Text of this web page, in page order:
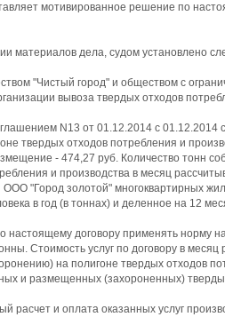
мотивированное решение по
материалов дела, судом установлено
"Чистый город" и обществом с
вывоза твердых отходов
N13 от 01.12.2014 с 01.12.2014
твердых отходов потребления и
- 474,27 руб. Количество тонн
и производства в месяц
"Город золотой" многоквартирных
в год (в тоннах) и деленное на 12
настоящему договору применять норму
Стоимость услуг по договору в
на полигоне твердых отходов
и размещенных (захороненных)
расчет и оплата оказанных услуг